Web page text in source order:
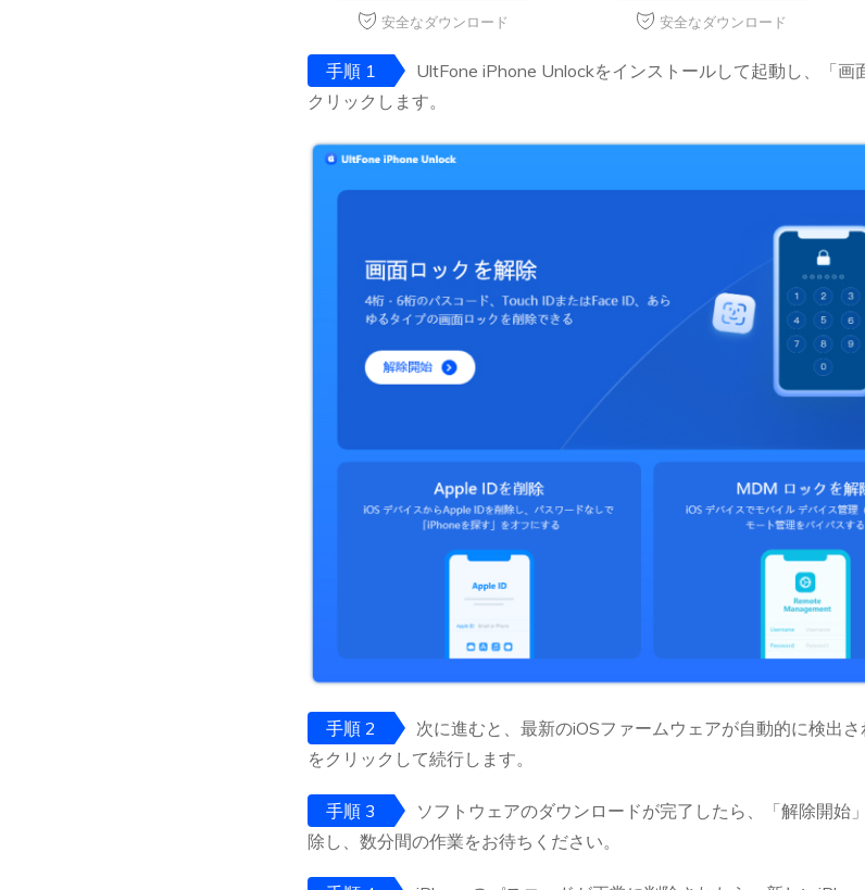
安全なダウンロード 安全なダウンロード
手順 1
UltFone iPhone Unlockをインストールして起動し、「
クリックします。
手順 2
次に進むと、最新のiOSファームウェアが自動的に検出
をクリックして続行します。
手順 3
ソフトウェアのダウンロードが完了したら、「解除開始
除し、数分間の作業をお待ちください。